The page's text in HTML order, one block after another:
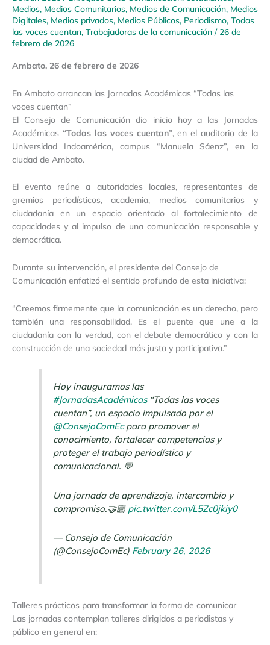
Medios, Medios Comunitarios, Medios de Comunicación, Medios
Digitales, Medios privados, Medios Públicos, Periodismo, Todas
las voces cuentan, Trabajadoras de la comunicación / 26 de
febrero de 2026
Ambato, 26 de febrero de 2026
En Ambato arrancan las Jornadas Académicas “Todas las
voces cuentan”
El Consejo de Comunicación dio inicio hoy a las Jornadas
Académicas “Todas las voces cuentan”, en el auditorio de la
Universidad Indoamérica, campus “Manuela Sáenz”, en la
ciudad de Ambato.
El evento reúne a autoridades locales, representantes de
gremios periodísticos, academia, medios comunitarios y
ciudadanía en un espacio orientado al fortalecimiento de
capacidades y al impulso de una comunicación responsable y
democrática.
Durante su intervención, el presidente del Consejo de
Comunicación enfatizó el sentido profundo de esta iniciativa:
“Creemos firmemente que la comunicación es un derecho, pero
también una responsabilidad. Es el puente que une a la
ciudadanía con la verdad, con el debate democrático y con la
construcción de una sociedad más justa y participativa.”
Hoy inauguramos las
#JornadasAcadémicas“Todas las voces
cuentan”, un espacio impulsado por el
@ConsejoComEcpara promover el
conocimiento, fortalecer competencias y
proteger el trabajo periodístico y
comunicacional. 💬
Una jornada de aprendizaje, intercambio y
compromiso.🤝🏼 pic.twitter.com/L5Zc0jkiy0
— Consejo de Comunicación
(@ConsejoComEc) February 26, 2026
Talleres prácticos para transformar la forma de comunicar
Las jornadas contemplan talleres dirigidos a periodistas y
público en general en: